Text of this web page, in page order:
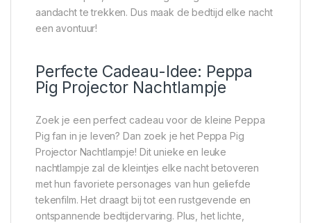
aandacht te trekken. Dus maak de bedtijd elke nacht
een avontuur!
Perfecte Cadeau-Idee: Peppa
Pig Projector Nachtlampje
Zoek je een perfect cadeau voor de kleine Peppa
Pig fan in je leven? Dan zoek je het Peppa Pig
Projector Nachtlampje! Dit unieke en leuke
nachtlampje zal de kleintjes elke nacht betoveren
met hun favoriete personages van hun geliefde
tekenfilm. Het draagt bij tot een rustgevende en
ontspannende bedtijdervaring. Plus, het lichte,